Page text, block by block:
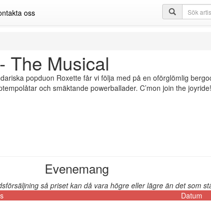
oss
The Musical
popduon Roxette får vi följa med på en oförglömlig
och smäktande powerballader. C’mon join the joyride!
Evenemang
så priset kan då vara högre eller lägre än det som
Datum